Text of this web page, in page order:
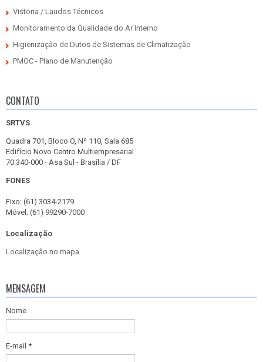
Vistoria / Laudos Técnicos
Monitoramento da Qualidade do Ar Interno
Higienização de Dutos de Sistemas de Climatização
PMOC - Plano de Manutenção
CONTATO
SRTVS
Quadra 701, Bloco O, Nº 110, Sala 685
Edifício Novo Centro Multiempresarial
70.340-000 - Asa Sul - Brasília / DF
FONES
Fixo: (61) 3034-2179
Móvel: (61) 99290-7000
Localização
Localização no mapa
MENSAGEM
Nome
E-mail *